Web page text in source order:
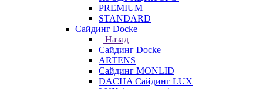
PREMIUM
STANDARD
Сайдинг Docke
Назад
Сайдинг Docke
ARTENS
Cайдинг MONLID
DACHA Сайдинг LUX